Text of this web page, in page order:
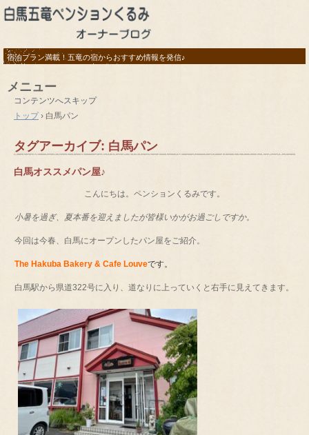
宿泊プラン満載！五竜の宿からおすすめ情報を発信♪
メニュー
コンテンツへスキップ
トップ › 白馬パン
タグアーカイブ: 白馬パン
白馬オススメパン屋♪
こんにちは。ペンションくるみです。
小暑を過ぎ、夏本番を迎えましたが皆様いかがお過ごしですか。
今回は今春、白馬にオープンしたパン屋をご紹介。
The Hakuba Bakery & Cafe Louveです。
白馬駅から県道322号に入り、道なりに上っていくと右手に見えてきます。